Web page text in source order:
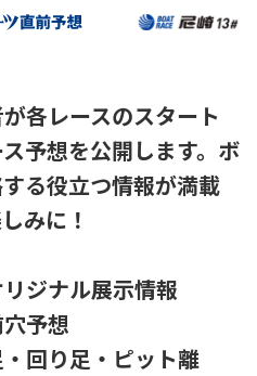
各レースのスタート
予想を公開します。ボ
る役立つ情報が満載
みに！
ジナル展示情報
予想
回り足・ピット離